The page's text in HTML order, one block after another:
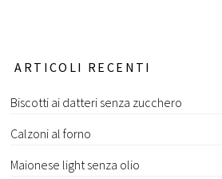
ARTICOLI RECENTI
Biscotti ai datteri senza zucchero
Calzoni al forno
Maionese light senza olio